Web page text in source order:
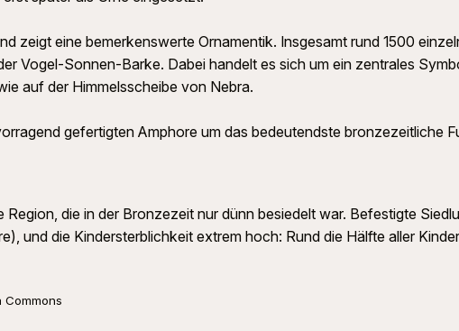
zeigt eine bemerkenswerte Ornamentik. Insgesamt rund 1500
Vogel-Sonnen-Barke. Dabei handelt es sich um ein zentrales
auf der Himmelsscheibe von Nebra.
gefertigten Amphore um das bedeutendste bronzezeitliche
die in der Bronzezeit nur dünn besiedelt war. Befestigte
und die Kindersterblichkeit extrem hoch: Rund die Hälfte aller
Commons